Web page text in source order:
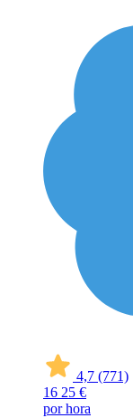
4,7 (771)
16 25 €
por hora